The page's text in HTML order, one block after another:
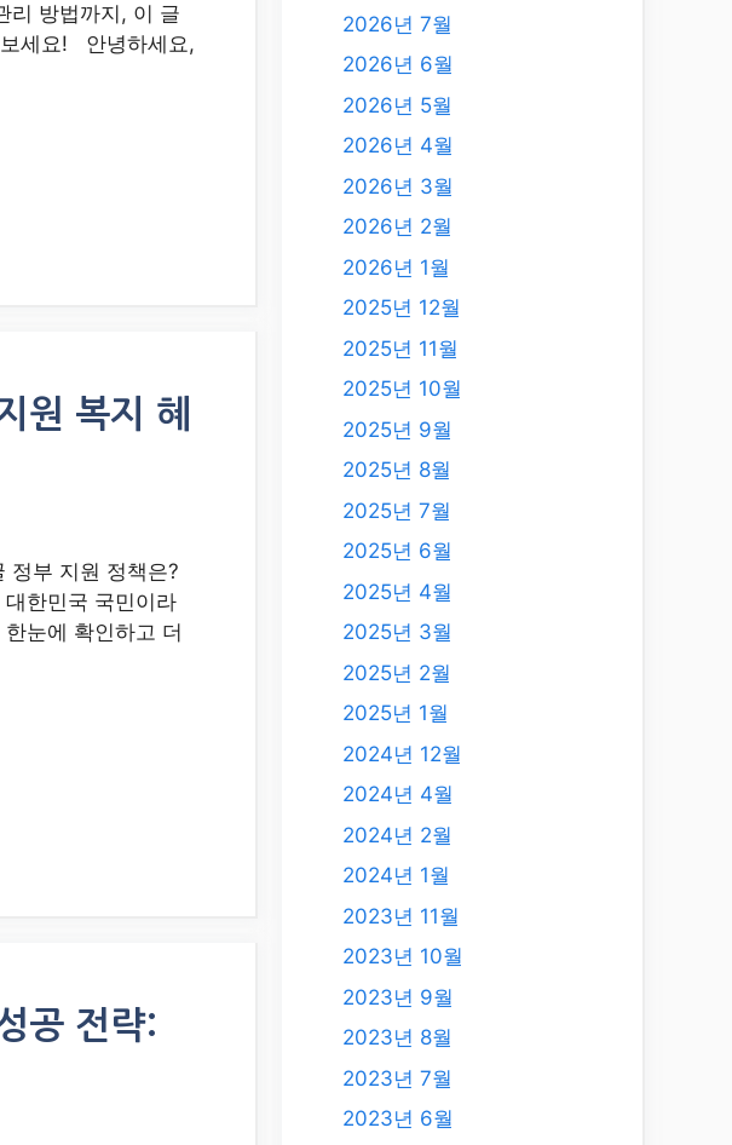
리 방법까지, 이 글
세요! 안녕하세요,
원 복지 혜
지원 정책은?
한민국 국민이라
눈에 확인하고 더
공 전략:
2026년 7월
2026년 6월
2026년 5월
2026년 4월
2026년 3월
2026년 2월
2026년 1월
2025년 12월
2025년 11월
2025년 10월
2025년 9월
2025년 8월
2025년 7월
2025년 6월
2025년 4월
2025년 3월
2025년 2월
2025년 1월
2024년 12월
2024년 4월
2024년 2월
2024년 1월
2023년 11월
2023년 10월
2023년 9월
2023년 8월
2023년 7월
2023년 6월